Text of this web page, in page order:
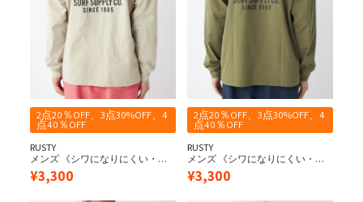
2点20％OFF、3点30%OFF、4
点40％OFF
RUSTY
メンズ 《シワになりにくい・軽
量速乾・UPF50+≫ 水陸両用 ペア
テックス バッグニコちゃんロゴ
¥3,300
2点20％OFF、3点30%OFF、4
点40％OFF
RUSTY
メンズ 《シワになりにくい・軽
量速乾・UPF50+≫ 水陸両用 ペア
テックス バッグニコちゃんロゴ
¥3,300